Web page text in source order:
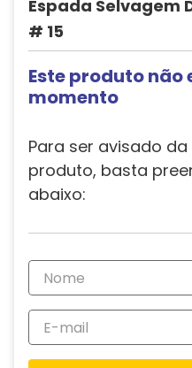
Espada Selvagem
# 15
Este produto
momento
Para ser avisado
produto, basta
abaixo: